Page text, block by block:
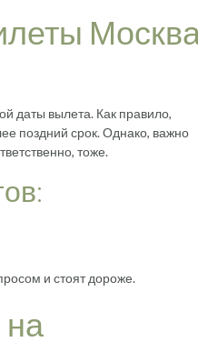
даты вылета. Как правило,
поздний срок. Однако, важно
тоже.
и стоят дороже.
на